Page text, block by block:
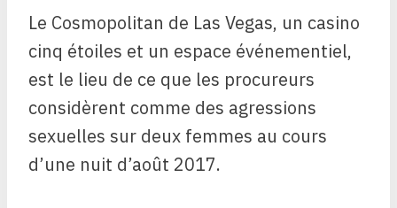
Le Cosmopolitan de Las Vegas, un casino
cinq étoiles et un espace événementiel,
est le lieu de ce que les procureurs
considèrent comme des agressions
sexuelles sur deux femmes au cours
d’une nuit d’août 2017.